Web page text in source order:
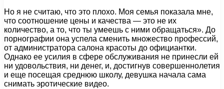
Но я не считаю, что это плохо. Моя семья показала мне,
что соотношение цены и качества — это не их
количество, а то, что ты умеешь с ними обращаться». До
порнографии она успела сменить множество профессий,
от администратора салона красоты до официантки.
Однако ее усилия в сфере обслуживания не принесли ей
ни удовольствия, ни денег, и, достигнув совершеннолетия
и еще посещая среднюю школу, девушка начала сама
снимать эротические видео.